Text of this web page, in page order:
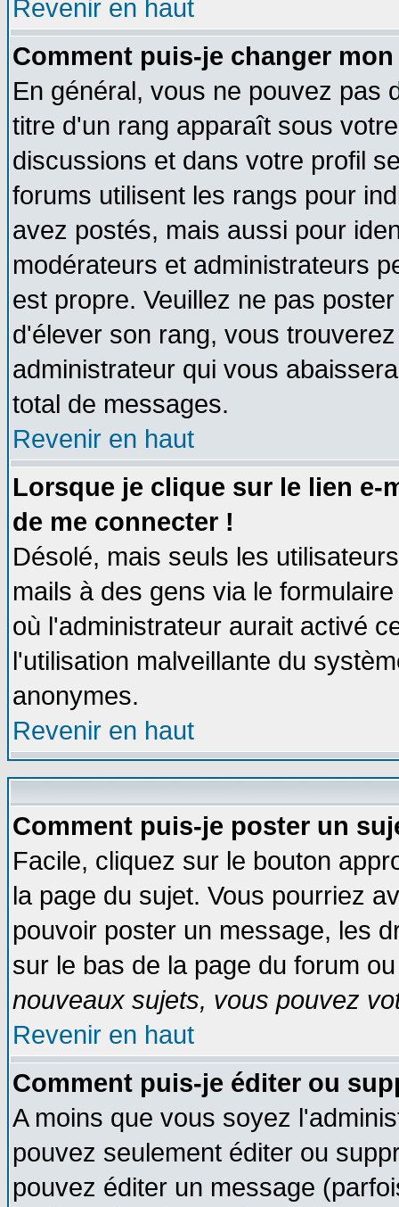
Revenir en haut
Comment puis-je changer
En général, vous ne pouvez pas
titre d'un rang apparaît sous
discussions et dans votre profil
forums utilisent les rangs pour
avez postés, mais aussi pour
modérateurs et administrateurs
est propre. Veuillez ne pas
d'élever son rang, vous
administrateur qui vous
total de messages.
Revenir en haut
Lorsque je clique sur le lien e-
de me connecter !
Désolé, mais seuls les
mails à des gens via le
où l'administrateur aurait activé
l'utilisation malveillante du
anonymes.
Revenir en haut
Comment puis-je poster un
Facile, cliquez sur le bouton
la page du sujet. Vous pourriez
pouvoir poster un message, les
sur le bas de la page du forum
nouveaux sujets, vous pouvez
Revenir en haut
Comment puis-je éditer ou
A moins que vous soyez
pouvez seulement éditer ou
pouvez éditer un message